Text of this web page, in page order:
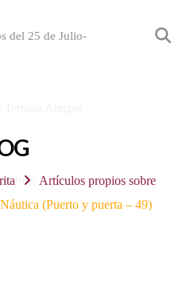
Artículos propios sobre
(Puerto y puerta – 49)